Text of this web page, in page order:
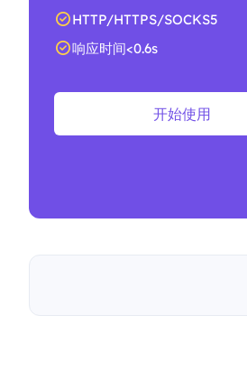
HTTP/HTTPS/SOCKS5
响应时间<0.6s
开始使用